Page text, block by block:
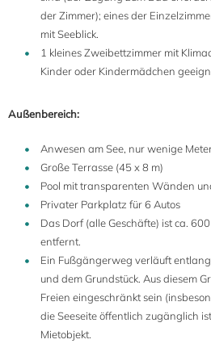
der Zimmer); eines der
mit Seeblick.
1 kleines Zweibettzimmer mit
Kinder oder Kindermädchen
Außenbereich:
Anwesen am See, nur wenige
Große Terrasse (45 x 8 m)
Pool mit transparenten Wänden
Privater Parkplatz für 6 Autos
Das Dorf (alle Geschäfte) ist ca.
entfernt.
Ein Fußgängerweg verläuft
und dem Grundstück. Aus diesem
Freien eingeschränkt sein
die Seeseite öffentlich zugänglich
Mietobjekt.